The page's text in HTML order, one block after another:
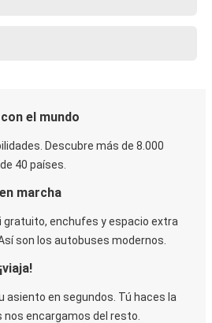
el mundo
Descubre más de 8.000
40 países.
marcha
gratuito, enchufes y espacio extra
son los autobuses modernos.
asiento en segundos. Tú haces la
encargamos del resto.